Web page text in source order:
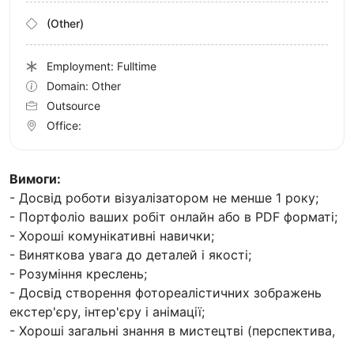
Вимоги:
- Досвід роботи візуалізатором не менше 1 року;
- Портфоліо ваших робіт онлайн або в PDF форматі;
- Хороші комунікативні навички;
- Виняткова увага до деталей і якості;
- Розуміння креслень;
- Досвід створення фотореалістичних зображень
екстер'єру, інтер'єру і анімації;
- Хороші загальні знання в мистецтві (перспектива,
(Other)
Employment: Fulltime
Domain: Other
Outsource
Office: